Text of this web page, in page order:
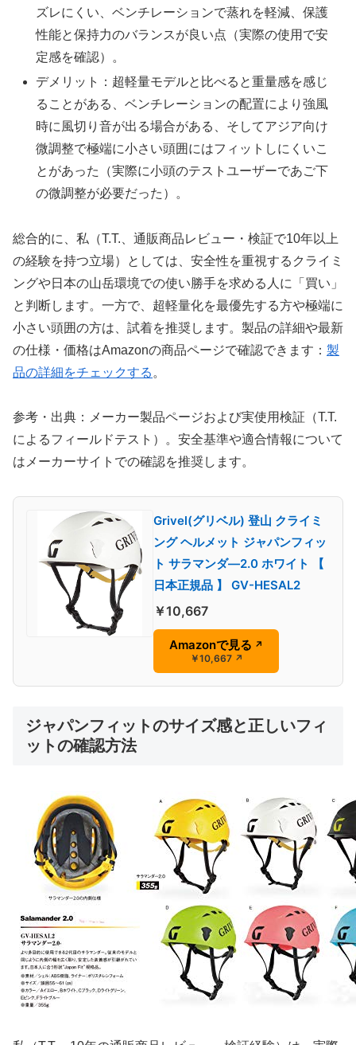
ズレにくい、ベンチレーションで蒸れを軽減、保護
性能と保持力のバランスが良い点（実際の使用で安
定感を確認）。
デメリット：超軽量モデルと比べると重量感を感じ
ることがある、ベンチレーションの配置により強風
時に風切り音が出る場合がある、そしてアジア向け
微調整で極端に小さい頭囲にはフィットしにくいこ
とがあった（実際に小頭のテストユーザーであご下
の微調整が必要だった）。
総合的に、私（T.T.、通販商品レビュー・検証で10年以上
の経験を持つ立場）としては、安全性を重視するクライミ
ングや日本の山岳環境での使い勝手を求める人に「買い」
と判断します。一方で、超軽量化を最優先する方や極端に
小さい頭囲の方は、試着を推奨します。製品の詳細や最新
の仕様・価格はAmazonの商品ページで確認できます： 製
品の詳細をチェックする 。
参考・出典：メーカー製品ページおよび実使用検証（T.T.
によるフィールドテスト）。安全基準や適合情報について
はメーカーサイトでの確認を推奨します。
Grivel(グリベル) 登山 クライミ
ング ヘルメット ジャパンフィッ
ト サラマンダ―2.0 ホワイト 【
日本正規品 】 GV-HESAL2
￥10,667
Amazonで見る ↗
￥10,667 ↗
ジャパンフィットのサイズ感と正しいフィ
ットの確認方法